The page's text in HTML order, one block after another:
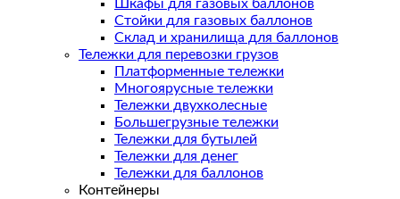
Шкафы для газовых баллонов
Стойки для газовых баллонов
Склад и хранилища для баллонов
Тележки для перевозки грузов
Платформенные тележки
Многоярусные тележки
Тележки двухколесные
Большегрузные тележки
Тележки для бутылей
Тележки для денег
Тележки для баллонов
Контейнеры